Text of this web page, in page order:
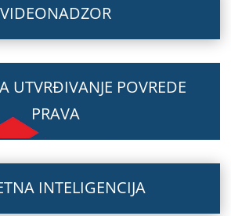
VIDEONADZOR
UTVRĐIVANJE POVREDE
PRAVA
INTELIGENCIJA